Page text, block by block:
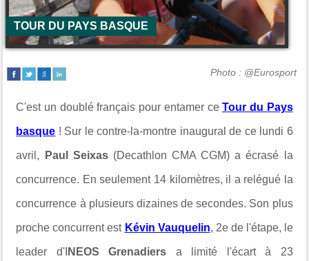
TOUR DU PAYS BASQUE
Photo : @Eurosport
C'est un doublé français pour entamer ceTour du Pays
basque ! Sur le contre-la-montre inaugural de ce lundi 6
avril, Paul Seixas(Decathlon CMA CGM) a écrasé la
concurrence. En seulement 14 kilomètres, il a relégué la
concurrence à plusieurs dizaines de secondes. Son plus
proche concurrent est Kévin Vauquelin, 2e de l'étape, le
leader d'I NEOS Grenadiers a limité l'écart à 23